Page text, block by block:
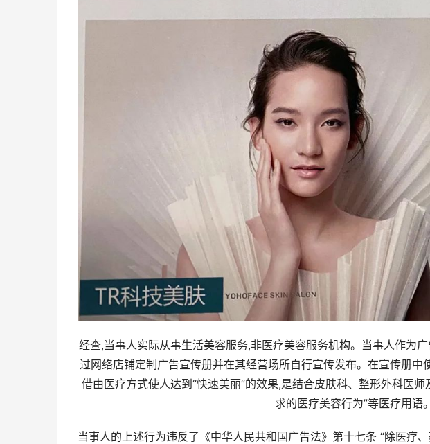
经查,当事人实际从事生活美容服务,非医疗美容服务机构。当事人作为
过网络店铺定制广告宣传册并在其经营场所自行宣传发布。在宣传册中
借由医疗方式使人达到“快速美丽”的效果,是结合皮肤科、整形外科医
求的医疗美容行为”等医疗用语。
当事人的上述行为违反了《中华人民共和国广告法》第十七条 “除医疗